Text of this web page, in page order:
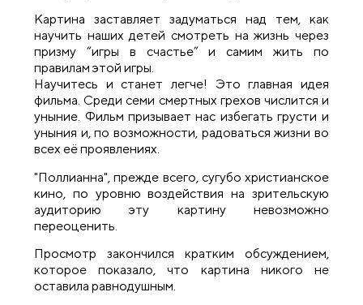
Картина заставляет задуматься над тем, как
научить наших детей смотреть на жизнь через
призму “игры в счастье” и самим жить по
правилам этой игры.
Научитесь и станет легче! Это главная идея
фильма. Среди семи смертных грехов числится и
уныние. Фильм призывает нас избегать грусти и
уныния и, по возможности, радоваться жизни во
всех её проявлениях.
"Поллианна", прежде всего, сугубо христианское
кино, по уровню воздействия на зрительскую
аудиторию эту картину невозможно
переоценить.
Просмотр закончился кратким обсуждением,
которое показало, что картина никого не
оставила равнодушным.